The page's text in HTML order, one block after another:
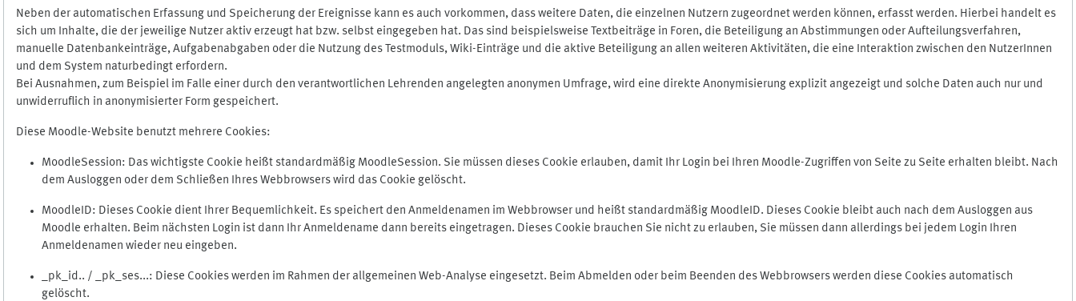
Neben der automatischen Erfassung und Speicherung der Ereignisse kann es auch vorkommen, dass weitere Daten, die einzelnen Nutzern zugeordnet werden können, erfasst werden. Hierbei handelt es
sich um Inhalte, die der jeweilige Nutzer aktiv erzeugt hat bzw. selbst eingegeben hat. Das sind beispielsweise Textbeiträge in Foren, die Beteiligung an Abstimmungen oder Aufteilungsverfahren,
manuelle Datenbankeinträge, Aufgabenabgaben oder die Nutzung des Testmoduls, Wiki-Einträge und die aktive Beteiligung an allen weiteren Aktivitäten, die eine Interaktion zwischen den NutzerInnen
und dem System naturbedingt erfordern.
Bei Ausnahmen, zum Beispiel im Falle einer durch den verantwortlichen Lehrenden angelegten anonymen Umfrage, wird eine direkte Anonymisierung explizit angezeigt und solche Daten auch nur und
unwiderruflich in anonymisierter Form gespeichert.
Diese Moodle-Website benutzt mehrere Cookies:
MoodleSession: Das wichtigste Cookie heißt standardmäßig MoodleSession. Sie müssen dieses Cookie erlauben, damit Ihr Login bei Ihren Moodle-Zugriffen von Seite zu Seite erhalten bleibt. Nach
dem Ausloggen oder dem Schließen Ihres Webbrowsers wird das Cookie gelöscht.
MoodleID: Dieses Cookie dient Ihrer Bequemlichkeit. Es speichert den Anmeldenamen im Webbrowser und heißt standardmäßig MoodleID. Dieses Cookie bleibt auch nach dem Ausloggen aus
Moodle erhalten. Beim nächsten Login ist dann Ihr Anmeldename dann bereits eingetragen. Dieses Cookie brauchen Sie nicht zu erlauben, Sie müssen dann allerdings bei jedem Login Ihren
Anmeldenamen wieder neu eingeben.
_pk_id.. / _pk_ses...: Diese Cookies werden im Rahmen der allgemeinen Web-Analyse eingesetzt. Beim Abmelden oder beim Beenden des Webbrowsers werden diese Cookies automatisch
gelöscht.